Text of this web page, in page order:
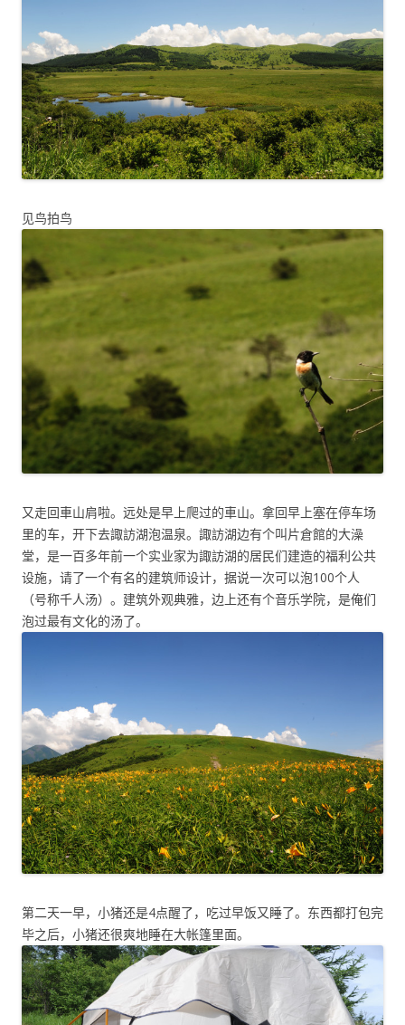
见鸟拍鸟
又走回車山肩啦。远处是早上爬过的車山。拿回早上塞在停车场
里的车，开下去諏訪湖泡温泉。諏訪湖边有个叫片倉館的大澡
堂，是一百多年前一个实业家为諏訪湖的居民们建造的福利公共
设施，请了一个有名的建筑师设计，据说一次可以泡100个人
（号称千人汤）。建筑外观典雅，边上还有个音乐学院，是俺们
泡过最有文化的汤了。
第二天一早，小猪还是4点醒了，吃过早饭又睡了。东西都打包完
毕之后，小猪还很爽地睡在大帐篷里面。